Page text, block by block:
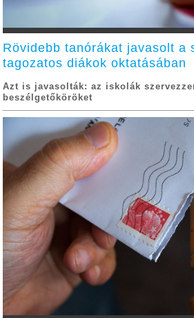
Rövidebb tanórákat javasolt a
tagozatos diákok oktatásában
Azt is javasolták: az iskolák
beszélgetőköröket